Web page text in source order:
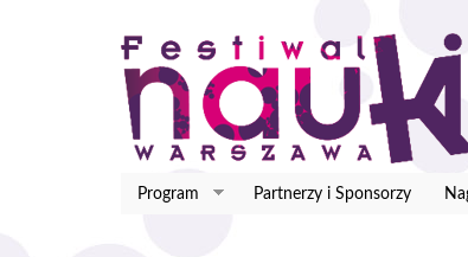
Program Partnerzy i Sponsorzy